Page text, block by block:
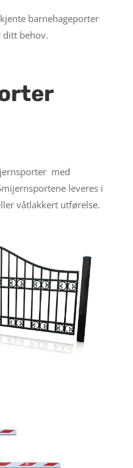
barnehageporter
ditt behov.
med
leveres i
våtlakkert utførelse.